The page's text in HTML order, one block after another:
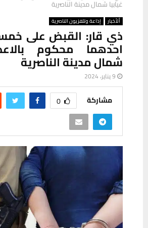
غيابيا شمال مدينة الناصرية
ألأخبار إذاعة وتلفزيون الناصرية
ذي قار: القبض على
احدهما محكوم
شمال مدينة الناصرية
9 يناير، 2024
مشاركة 0